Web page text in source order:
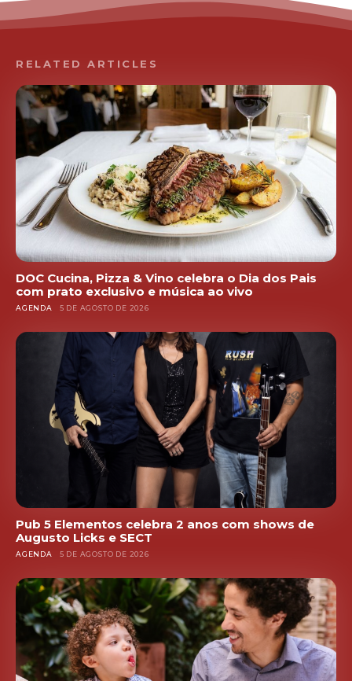
RELATED ARTICLES
DOC Cucina, Pizza & Vino celebra o Dia dos Pais
com prato exclusivo e música ao vivo
AGENDA 5 DE AGOSTO DE 2026
Pub 5 Elementos celebra 2 anos com shows de
Augusto Licks e SECT
AGENDA 5 DE AGOSTO DE 2026